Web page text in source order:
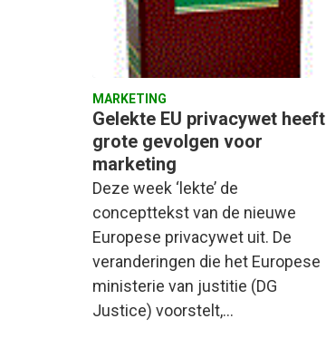
MARKETING
Gelekte EU privacywet heeft
grote gevolgen voor
marketing
Deze week ‘lekte’ de
concepttekst van de nieuwe
Europese privacywet uit. De
veranderingen die het Europese
ministerie van justitie (DG
Justice) voorstelt,…